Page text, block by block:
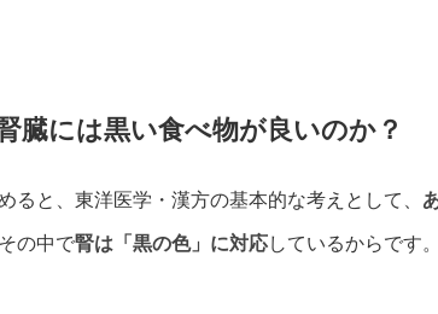
臓には黒い食べ物が良いのか？
ると、東洋医学・漢方の基本的な考えとして、
その中で腎は「黒の色」に対応しているからです。